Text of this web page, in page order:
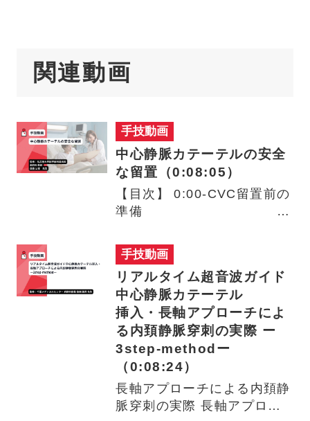
関連動画
手技動画
中心静脈カテーテルの安全
な留置（0:08:05）
【目次】 0:00‐CVC留置前の
準備
手技動画
リアルタイム超音波ガイド
中心静脈カテーテル
挿入・長軸アプローチによ
る内頚静脈穿刺の実際 ー
3step-methodー
（0:08:24）
長軸アプローチによる内頚静
脈穿刺の実際 長軸アプロー